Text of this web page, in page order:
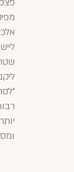
מפיק כ-15 אלף